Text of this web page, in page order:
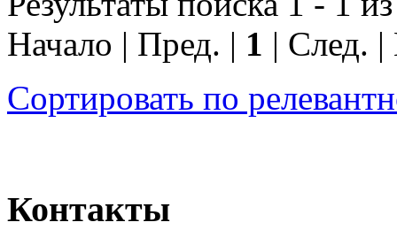
Начало | Пред. | 1 | След.
Сортировать по
Контакты